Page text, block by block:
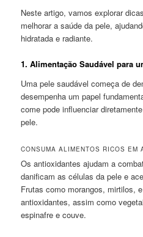
Neste artigo, vamos explorar
melhorar a saúde da pele,
hidratada e radiante.
1.Alimentação Saudável para
Uma pele saudável começa de
desempenha um papel
come pode influenciar
pele.
CONSUMA ALIMENTOS RICOS EM
Os antioxidantes ajudam a
danificam as células da pele e
Frutas como morangos, mirtilos,
antioxidantes, assim como
espinafre e couve.